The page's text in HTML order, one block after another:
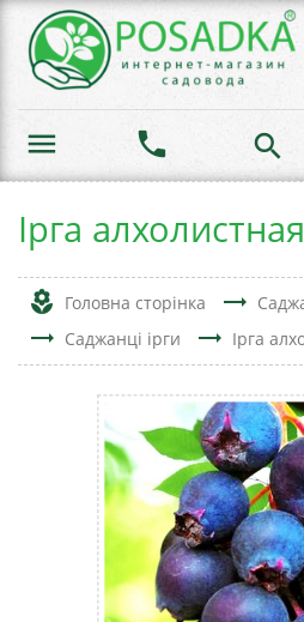
menu phone search
Ірга
local_florist Головна сторінка trending_flat
trending_flat Саджанці ірги trending_flat Ірга